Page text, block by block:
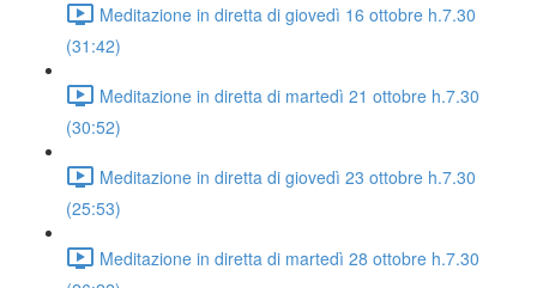
Meditazione in diretta di giovedì 16 ottobre h.7.30
(31:42)
Meditazione in diretta di martedì 21 ottobre h.7.30
(30:52)
Meditazione in diretta di giovedì 23 ottobre h.7.30
(25:53)
Meditazione in diretta di martedì 28 ottobre h.7.30